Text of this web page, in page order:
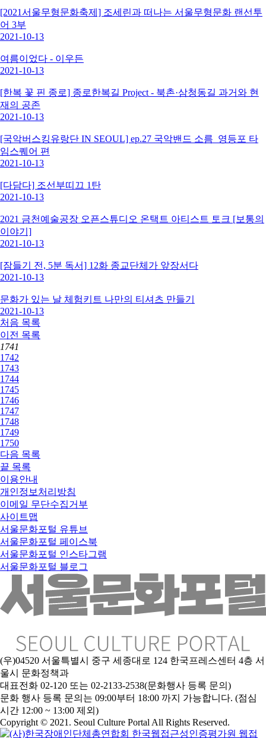
[2021서울무형문화축제] 조세린과 떠나는 서울무형문화 랜선투
어 3부
2021-10-13
여름이었다 - 이우든
2021-10-13
[한복 꽃 핀 종로] 종로한복길 Project - 북촌·삼청동길 과거와 현
재의 공존
2021-10-13
[국악버스킹유랑단 IN SEOUL] ep.27 국악밴드 소름_영등포 타
임스퀘어 편
2021-10-13
[다담다] 조선부띠끄 1탄
2021-10-13
2021 금천예술공장 오픈스튜디오 온택트 아티스트 토크 [보통의
이야기]
2021-10-13
[잠들기 전, 5분 독서] 12화 종교단체가 앞장서다
2021-10-13
문화가 있는 날 체험키트 나만의 티셔츠 만들기
2021-10-13
처음 목록
이전 목록
1741
1742
1743
1744
1745
1746
1747
1748
1749
1750
다음 목록
끝 목록
이용안내
개인정보처리방침
이메일 무단수집거부
사이트맵
서울문화포털 유튜브
서울문화포털 페이스북
서울문화포털 인스타그램
서울문화포털 블로그
(우)04520 서울특별시 중구 세종대로 124 한국프레스센터 4층 서
울시 문화정책과
대표전화 02-120 또는 02-2133-2538(문화행사 등록 문의)
문화 행사 등록 문의는 09:00부터 18:00 까지 가능합니다. (점심
시간 12:00 ~ 13:00 제외)
Copyright © 2021. Seoul Culture Portal All Rights Reserved.